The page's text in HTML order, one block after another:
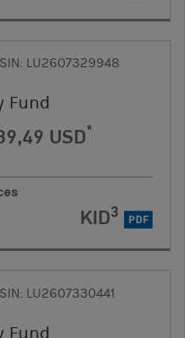
LU2607329948
Fund
USD*
KID3 PDF
LU2607330441
Fund